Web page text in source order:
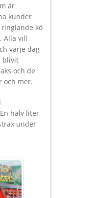
är
kunder
kö
Alla vill
varje dag
blivit
och de
och mer.
halv liter
under